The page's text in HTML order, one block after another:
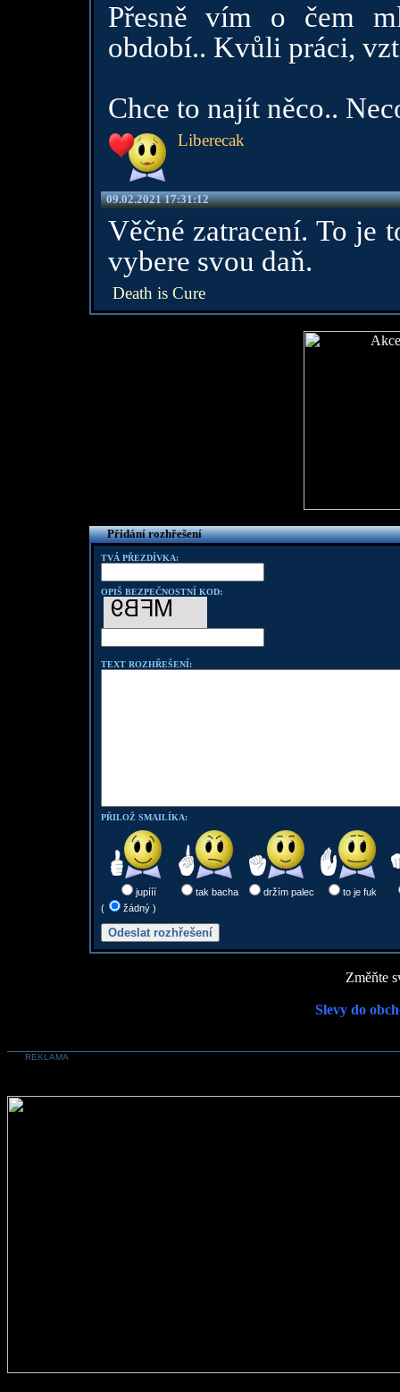
Přesně vím o čem
období.. Kvůli práci,
Chce to najít něco..
Liberecak
09.02.2021 17:31:12
Věčné zatracení. To je
vybere svou daň.
Death is Cure
Přidání rozhřešení
TVÁ PŘEZDÍVKA:
OPIŠ BEZPEČNOSTNÍ KOD:
TEXT ROZHŘEŠENÍ:
PŘILOŽ SMAILÍKA:
jupííí tak bacha držím palec
to je fuk
(
žádný )
Změňte
Slevy do
REKLAMA